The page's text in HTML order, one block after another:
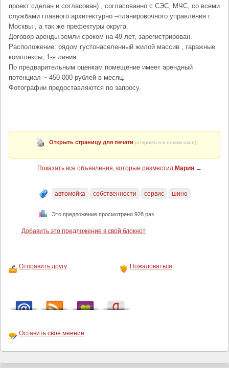
проект сделан и согласован) , согласованно с СЭС, МЧС, со всеми
службами главного архитектурно –планировочного управления г.
Москвы , а так же префектуры округа.
Договор аренды земли сроком на 49 лет, зарегистрирован.
Расположение: рядом густонаселенный жилой массив , гаражные
комплексы, 1-я линия.
По предварительным оценкам помещение имеет арендный
потенциал ~ 450 000 рублей в месяц.
Фотографии предоставляются по запросу.
Открыть страницу для печати (откроется в новом окне)
Показать все объявления, которые разместил Мария →
автомойка собственности сервис шино
Это предложение просмотрено 928 раз
Добавить это предложение в свой блокнот
Отправить другу Пожаловаться
Оставить своё мнение